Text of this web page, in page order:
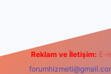
Reklam ve İletişim: E-